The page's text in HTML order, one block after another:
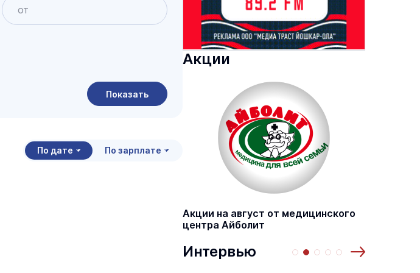
Показать
По дате По зарплате
Акции
Акции на август от медицинского
центра Айболит
Интервью